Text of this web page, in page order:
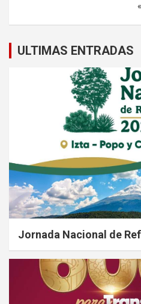
ULTIMAS ENTRADAS
Jornada Nacional de